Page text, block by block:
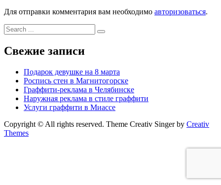
Для отправки комментария вам необходимо авторизоваться.
Search
for:
Свежие записи
Подарок девушке на 8 марта
Роспись стен в Магнитогорске
Граффити-реклама в Челябинске
Наружная реклама в стиле граффити
Услуги граффити в Миассе
Copyright © All rights reserved. Theme Creativ Singer by Creativ
Themes